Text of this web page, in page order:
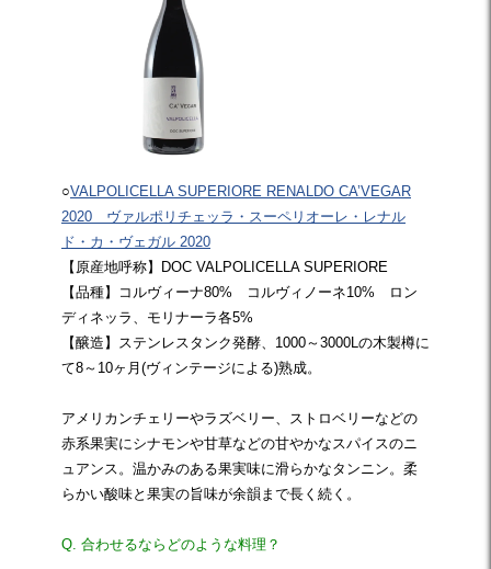
○VALPOLICELLA SUPERIORE RENALDO CA’VEGAR
2020 ヴァルポリチェッラ・スーペリオーレ・レナル
ド・カ・ヴェガル 2020
【原産地呼称】DOC VALPOLICELLA SUPERIORE
【品種】コルヴィーナ80% コルヴィノーネ10% ロン
ディネッラ、モリナーラ各5%
【醸造】ステンレスタンク発酵、1000～3000Lの木製樽に
て8～10ヶ月(ヴィンテージによる)熟成。
アメリカンチェリーやラズベリー、ストロベリーなどの
赤系果実にシナモンや甘草などの甘やかなスパイスのニ
ュアンス。温かみのある果実味に滑らかなタンニン。柔
らかい酸味と果実の旨味が余韻まで長く続く。
Q. 合わせるならどのような料理？